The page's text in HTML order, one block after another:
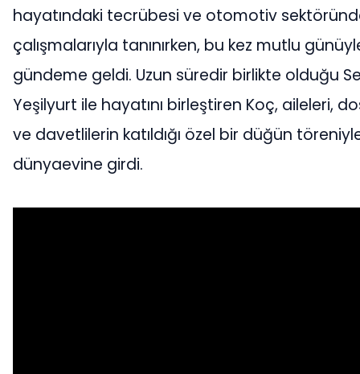
hayatındaki tecrübesi ve otomotiv
çalışmalarıyla tanınırken, bu kez mutlu
gündeme geldi. Uzun süredir birlikte olduğu
Yeşilyurt ile hayatını birleştiren Koç, aileleri,
ve davetlilerin katıldığı özel bir düğün
dünyaevine girdi.